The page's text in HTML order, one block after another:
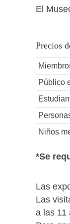
El
Precios
Público
Niños
*Se
Las
Las
a las 11